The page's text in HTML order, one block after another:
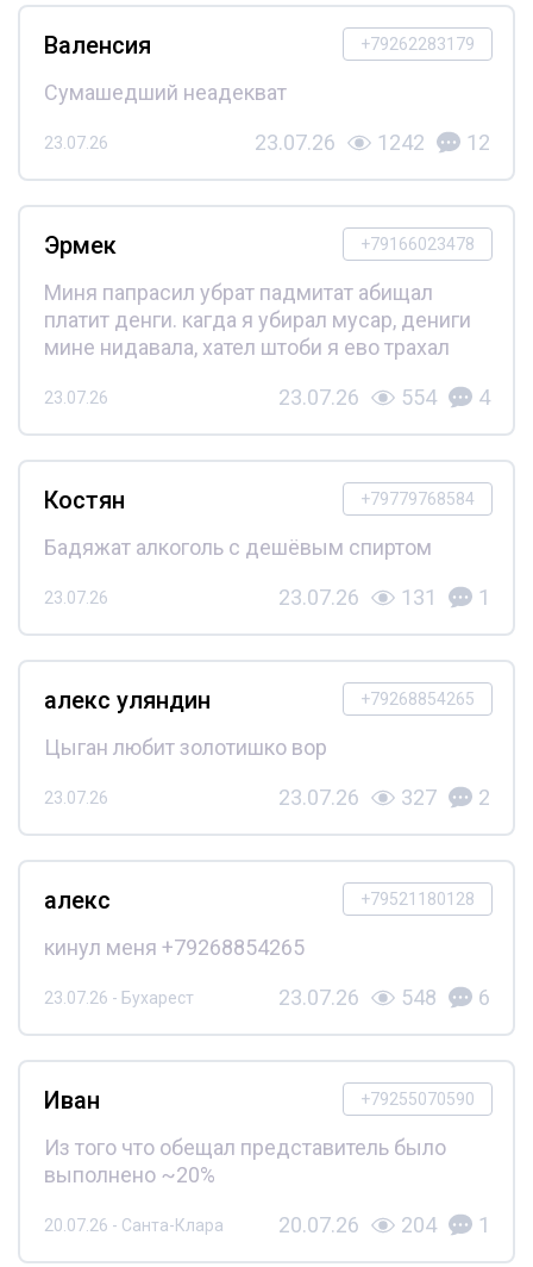
+79262283179
Валенсия
Сумашедший неадекват
23.07.26 23.07.26 1242 12
+79166023478
Эрмек
Миня папрасил убрат падмитат абищал
платит денги. кагда я убирал мусар, дениги
мине нидавала, хател штоби я ево трахал
23.07.26 23.07.26 554 4
+79779768584
Костян
Бадяжат алкоголь с дешёвым спиртом
23.07.26 23.07.26 131 1
+79268854265
алекс уляндин
Цыган любит золотишко вор
23.07.26 23.07.26 327 2
+79521180128
алекс
кинул меня +79268854265
23.07.26 - Бухарест 23.07.26 548 6
+79255070590
Иван
Из того что обещал представитель было
выполнено ~20%
20.07.26 - Санта-Клара 20.07.26 204 1